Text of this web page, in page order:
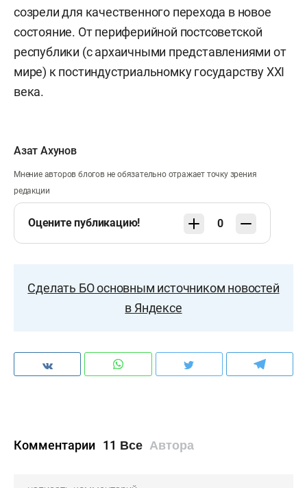
созрели для качественного перехода в новое
состояние. От периферийной постсоветской
республики (с архаичными представлениями от
мире) к постиндустриальномку государству XXI
века.
Азат Ахунов
Мнение авторов блогов не обязательно отражает точку зрения
редакции
Оцените публикацию! 0
Сделать БО основным источником новостей
в Яндексе
Комментарии 11 Все Автора